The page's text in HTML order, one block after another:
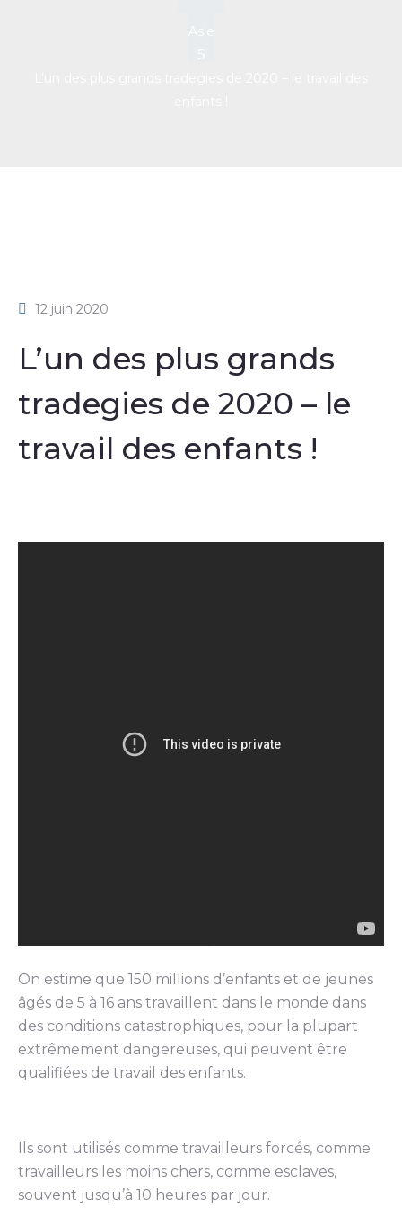
12 juin 2020
L’un des plus grands
tradegies de 2020 – le
travail des enfants !
On estime que 150 millions d’enfants et de jeunes
âgés de 5 à 16 ans travaillent dans le monde dans
des conditions catastrophiques, pour la plupart
extrêmement dangereuses, qui peuvent être
qualifiées de travail des enfants.
Ils sont utilisés comme travailleurs forcés, comme
travailleurs les moins chers, comme esclaves,
souvent jusqu’à 10 heures par jour.